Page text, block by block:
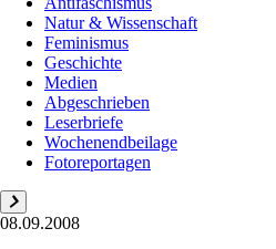
Natur & Wissenschaft
Feminismus
Geschichte
Medien
Abgeschrieben
Leserbriefe
Wochenendbeilage
Fotoreportagen
08.09.2008